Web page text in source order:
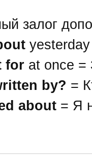
залог
for at once =
by? =
about = Я